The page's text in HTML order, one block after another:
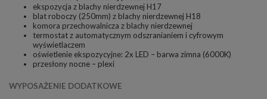
ekspozycja z blachy nierdzewnej H17
blat roboczy (250mm) z blachy nierdzewnej H18
komora przechowalnicza z blachy nierdzewnej
termostat z automatycznym odszranianiem i cyfrowym
wyświetlaczem
oświetlenie ekspozycyjne: 2x LED – barwa zimna (6000K)
przesłony nocne – plexi
WYPOSAŻENIE DODATKOWE